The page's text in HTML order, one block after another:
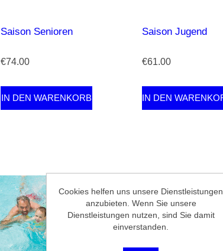
Saison Senioren
€74.00
Saison Jugend
€61.00
Cookies helfen uns unsere Dienstleistungen
anzubieten. Wenn Sie unsere
Dienstleistungen nutzen, sind Sie damit
einverstanden.